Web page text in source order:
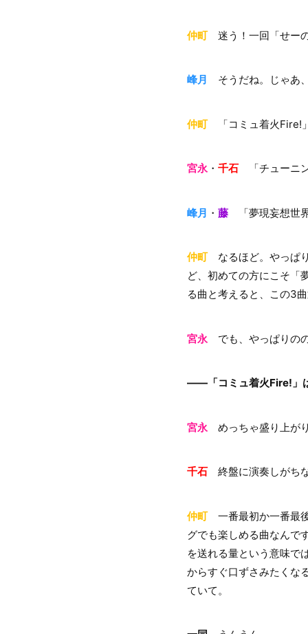
仲町迷う！一回「せー
峰月 そうだね。じゃあ
仲町「コミュ着火Fire!
宮永・ 千石 「チューニ
峰月 ・ 藤 「夢現妄想世
仲町なるほど。やっぱり
ど、初めての方にこそ「
る曲と考えると、この3曲
宮永でも、やっぱりのの
――「コミュ着火Fire!」
宮永めっちゃ盛り上がり
千石 終盤に演奏しがち
仲町一番最初か一番最後
グでも楽しめる曲なんで
を送れる量という意味で
からすぐ口ずさみたくな
ていて。